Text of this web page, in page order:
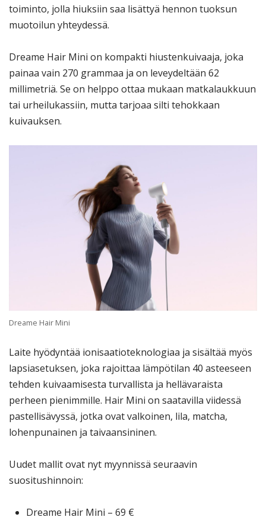
toiminto, jolla hiuksiin saa lisättyä hennon tuoksun
muotoilun yhteydessä.
Dreame Hair Mini on kompakti hiustenkuivaaja, joka
painaa vain 270 grammaa ja on leveydeltään 62
millimetriä. Se on helppo ottaa mukaan matkalaukkuun
tai urheilukassiin, mutta tarjoaa silti tehokkaan
kuivauksen.
Dreame Hair Mini
Laite hyödyntää ionisaatioteknologiaa ja sisältää myös
lapsiasetuksen, joka rajoittaa lämpötilan 40 asteeseen
tehden kuivaamisesta turvallista ja hellävaraista
perheen pienimmille. Hair Mini on saatavilla viidessä
pastellisävyssä, jotka ovat valkoinen, lila, matcha,
lohenpunainen ja taivaansininen.
Uudet mallit ovat nyt myynnissä seuraavin
suositushinnoin:
Dreame Hair Mini – 69 €